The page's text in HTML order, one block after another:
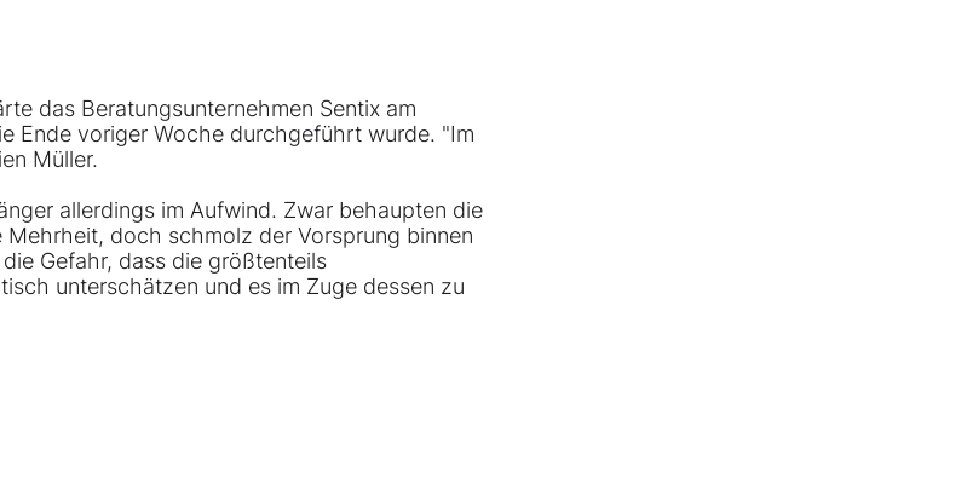
das Beratungsunternehmen Sentix am
Ende voriger Woche durchgeführt wurde. "Im
Müller.
allerdings im Aufwind. Zwar behaupten die
doch schmolz der Vorsprung binnen
Gefahr, dass die größtenteils
unterschätzen und es im Zuge dessen zu